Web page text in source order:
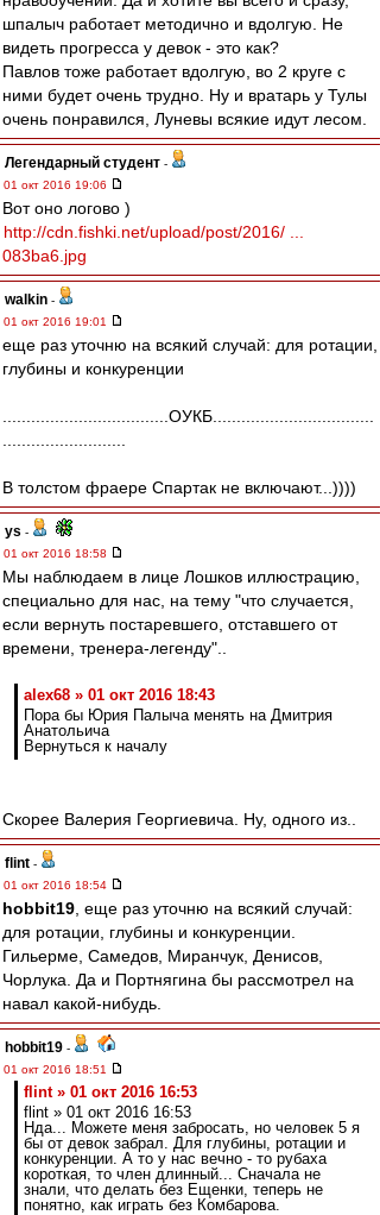
шпалыч работает методично и вдолгую. Не
видеть прогресса у девок - это как?
Павлов тоже работает вдолгую, во 2 круге с
ними будет очень трудно. Ну и вратарь у Тулы
очень понравился, Луневы всякие идут лесом.
Легендарный студент -
01 окт 2016 19:06
Вот оно логово )
http://cdn.fishki.net/upload/post/2016/ ...
083ba6.jpg
walkin -
01 окт 2016 19:01
еще раз уточню на всякий случай: для ротации,
глубины и конкуренции
...................................ОУКБ..................................
В толстом фраере Спартак не включают...))))
ys -
01 окт 2016 18:58
Мы наблюдаем в лице Лошков иллюстрацию,
специально для нас, на тему "что случается,
если вернуть постаревшего, отставшего от
времени, тренера-легенду"..
alex68 » 01 окт 2016 18:43
Пора бы Юрия Палыча менять на Дмитрия
Анатольича
Вернуться к началу
Скорее Валерия Георгиевича. Ну, одного из..
flint -
01 окт 2016 18:54
hobbit19 , еще раз уточню на всякий случай:
для ротации, глубины и конкуренции.
Гильерме, Самедов, Миранчук, Денисов,
Чорлука. Да и Портнягина бы рассмотрел на
навал какой-нибудь.
hobbit19 -
01 окт 2016 18:51
flint » 01 окт 2016 16:53
flint » 01 окт 2016 16:53
Нда... Можете меня забросать, но человек 5 я
бы от девок забрал. Для глубины, ротации и
конкуренции. А то у нас вечно - то рубаха
короткая, то член длинный... Сначала не
знали, что делать без Ещенки, теперь не
понятно, как играть без Комбарова.